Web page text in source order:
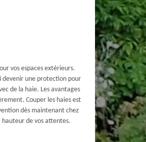
vos espaces extérieurs.
devenir une protection pour
de la haie. Les avantages
Couper les haies est
dès maintenant chez
hauteur de vos attentes.